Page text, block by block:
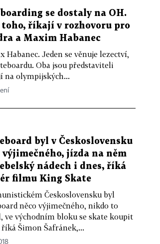
se dostaly na OH.
toho, říkají v rozhovoru pro
a Maxim Habanec
Habanec. Jeden se věnuje lezectví,
Oba jsou představiteli
na olympijských...
byl v Československu
výjimečného, jízda na něm
nádech i dnes, říká
filmu King Skate
Československu byl
něco výjimečného, nikdo to
ve východním bloku se skate koupit
říká Šimon Šafránek,...